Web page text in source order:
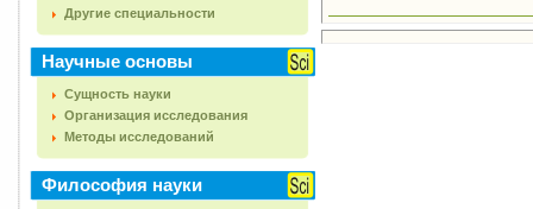
Другие специальности
Научные основы
Сущность науки
Организация исследования
Методы исследований
Философия науки